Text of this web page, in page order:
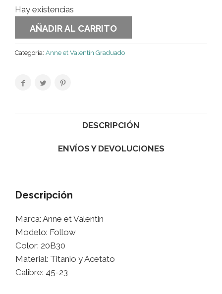
Hay existencias
AÑADIR AL CARRITO
Categoría: Anne et Valentin Graduado
DESCRIPCIÓN
ENVÍOS Y DEVOLUCIONES
Descripción
Marca: Anne et Valentin
Modelo: Follow
Color: 20B30
Material: Titanio y Acetato
Calibre: 45-23